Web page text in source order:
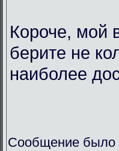
Короче, мой
берите не
наиболее
Сообщение было